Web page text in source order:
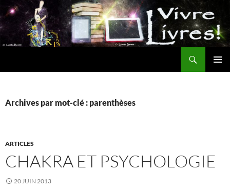
Aller
au
contenu
Archives par mot-clé : parenthèses
ARTICLES
CHAKRA ET PSYCHOLOGIE
20 JUIN 2013